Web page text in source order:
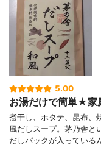
5.00
お湯だけで簡単★家
煮干し、ホタテ、昆布、
風だしスープ。茅乃舎と
だしパックが入っている